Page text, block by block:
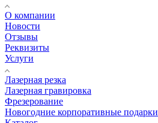
О компании
Новости
Отзывы
Реквизиты
Услуги
Лазерная резка
Лазерная гравировка
Фрезерование
Новогодние корпоративные подарки